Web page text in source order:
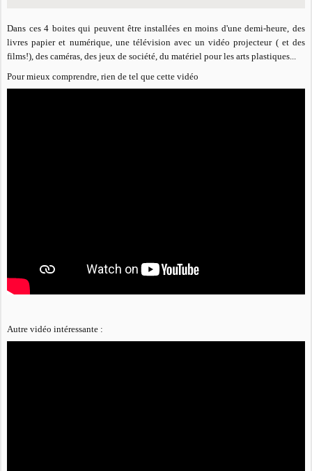
Dans ces 4 boites qui peuvent être installées en moins d'une demi-heure, des
livres papier et numérique, une télévision avec un vidéo projecteur ( et des
films!), des caméras, des jeux de société, du matériel pour les arts plastiques...
Pour mieux comprendre, rien de tel que cette vidéo
Autre vidéo intéressante :